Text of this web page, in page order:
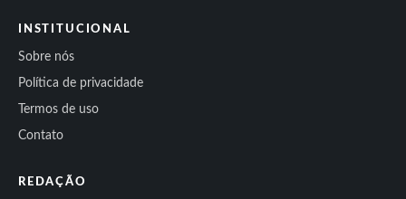
INSTITUCIONAL
Sobre nós
Política de privacidade
Termos de uso
Contato
REDAÇÃO